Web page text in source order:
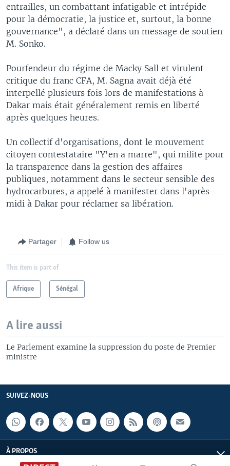
entrailles, un combattant infatigable et intrépide
pour la démocratie, la justice et, surtout, la bonne
gouvernance", a déclaré dans un message de soutien
M. Sonko.
Pourfendeur du régime de Macky Sall et virulent
critique du franc CFA, M. Sagna avait déjà été
interpellé plusieurs fois lors de manifestations à
Dakar mais était généralement remis en liberté
après quelques heures.
Un collectif d'organisations, dont le mouvement
citoyen contestataire "Y'en a marre", qui milite pour
la transparence dans la gestion des affaires
publiques, notamment dans le secteur sensible des
hydrocarbures, a appelé à manifester dans l'après-
midi à Dakar pour réclamer sa libération.
Partager Follow us
This item is part of
Afrique Sénégal
A lire aussi
Le Parlement examine la suppression du poste de Premier
ministre
SUIVEZ-NOUS
À PROPOS